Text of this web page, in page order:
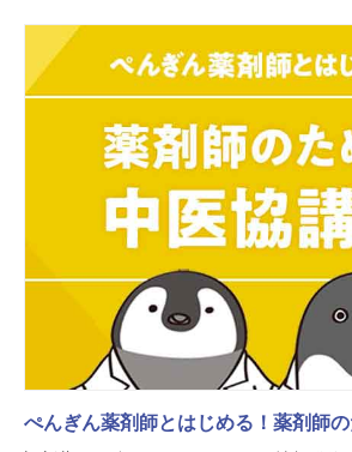
ぺんぎん薬剤師とはじめる！薬剤師